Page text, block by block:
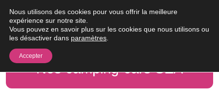
Nos camping-cars SEA
Nous utilisons des cookies pour vous offrir la meilleure
expérience sur notre site.
Vous pouvez en savoir plus sur les cookies que nous utilisons ou
les désactiver dans paramètres
Accepter